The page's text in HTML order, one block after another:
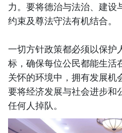
力。要将德治与法治、建设
约束及尊法守法有机结合。
一切方针政策都必须以保护
标，确保每位公民都能生活
关怀的环境中，拥有发展机
要将经济发展与社会进步和
任何人掉队。